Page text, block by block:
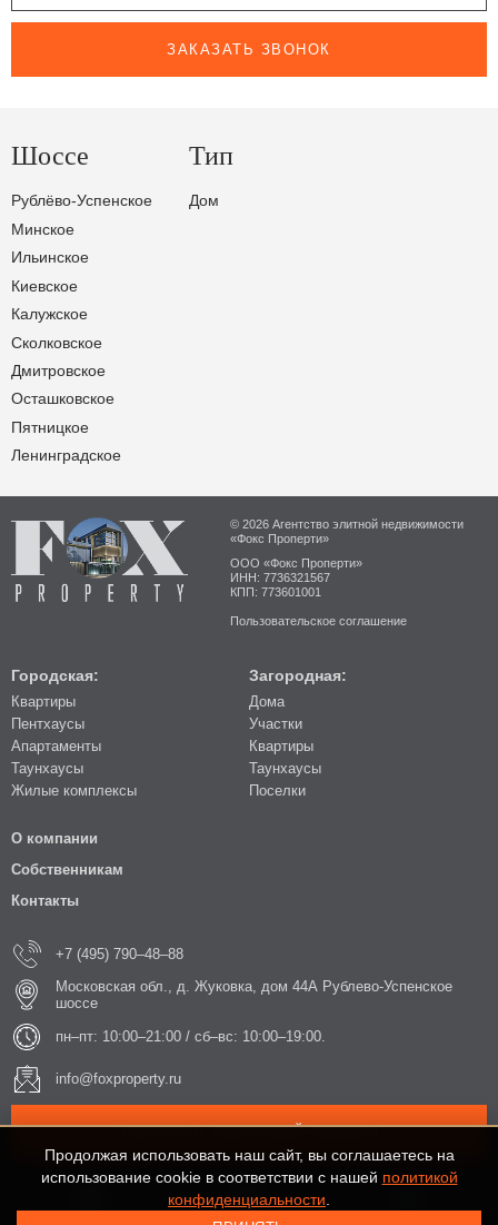
ЗАКАЗАТЬ ЗВОНОК
Шоссе
Рублёво-Успенское
Минское
Ильинское
Киевское
Калужское
Сколковское
Дмитровское
Осташковское
Пятницкое
Ленинградское
Тип
Дом
© 2026 Агентство элитной недвижимости
«Фокс Проперти»
ООО «Фокс Проперти»
ИНН: 7736321567
КПП: 773601001
Пользовательское соглашение
Городская:
Квартиры
Пентхаусы
Апартаменты
Таунхаусы
Жилые комплексы
Загородная:
Дома
Участки
Квартиры
Таунхаусы
Поселки
О компании
Собственникам
Контакты
+7 (495) 790–48–88
Московская обл., д. Жуковка, дом 44А Рублево-Успенское
шоссе
пн–пт: 10:00–21:00 / сб–вс: 10:00–19:00.
info@foxproperty.ru
ЗАКАЗАТЬ ОБРАТНЫЙ ЗВОНОК
Продолжая использовать наш сайт, вы соглашаетесь на
использование cookie в соответствии с нашей политикой
конфиденциальности